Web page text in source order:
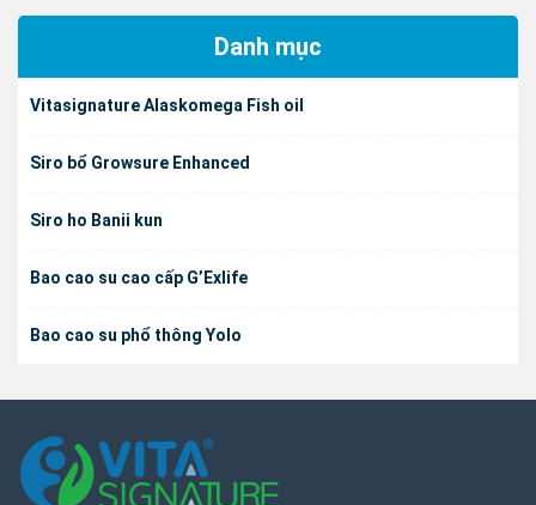
Danh mục
Vitasignature Alaskomega Fish oil
Siro bổ Growsure Enhanced
Siro ho Banii kun
Bao cao su cao cấp G’Exlife
Bao cao su phổ thông Yolo